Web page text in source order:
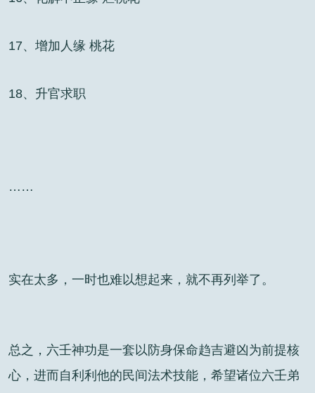
17、增加人缘 桃花
18、升官求职
……
实在太多，一时也难以想起来，就不再列举了。
总之，六壬神功是一套以防身保命趋吉避凶为前提核
心，进而自利利他的民间法术技能，希望诸位六壬弟